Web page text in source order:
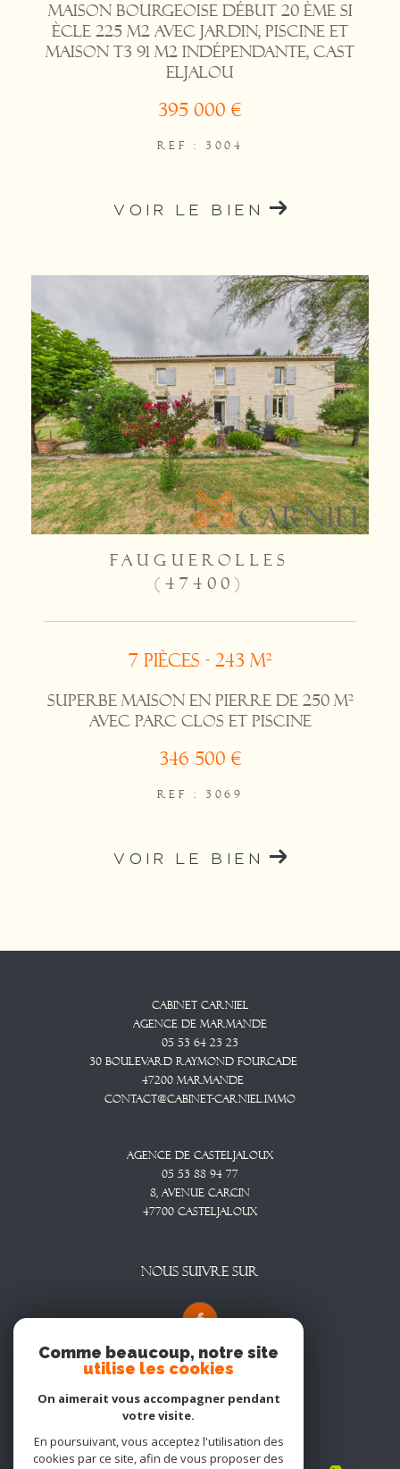
Maison bourgeoise début 20 ème si
ècle 225 m2 avec jardin, piscine et
maison T3 91 m2 indépendante, Cast
eljalou
395 000 €
REF : 3004
VOIR LE BIEN
FAUGUEROLLES
(47400)
7 pièces - 243 m²
Superbe maison en pierre de 250 m²
avec parc clos et piscine
346 500 €
REF : 3069
VOIR LE BIEN
Cabinet CARNIEL
Agence De Marmande
05 53 64 23 23
30 Boulevard Raymond Fourcade
47200
Marmande
contact@cabinet-carniel.immo
Agence De Casteljaloux
05 53 88 94 77
8, Avenue CARCIN
47700
CASTELJALOUX
NOUS SUIVRE SUR
Adhérents
Comme beaucoup, notre site
utilise les cookies
On aimerait vous accompagner pendant
votre visite.
En poursuivant, vous acceptez l'utilisation des
cookies par ce site, afin de vous proposer des